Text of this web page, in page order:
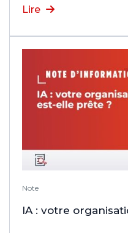
Lire
Note
IA : votre